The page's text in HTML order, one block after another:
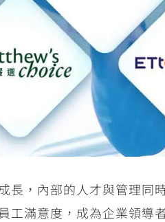
長，內部的人才與管理同
工滿意度，成為企業領導